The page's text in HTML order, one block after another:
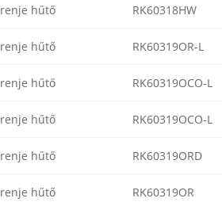
hűtő RK60318HW
hűtő RK60319OR-L
hűtő RK60319OCO-L
hűtő RK60319OCO-L
hűtő RK60319ORD
hűtő RK60319OR